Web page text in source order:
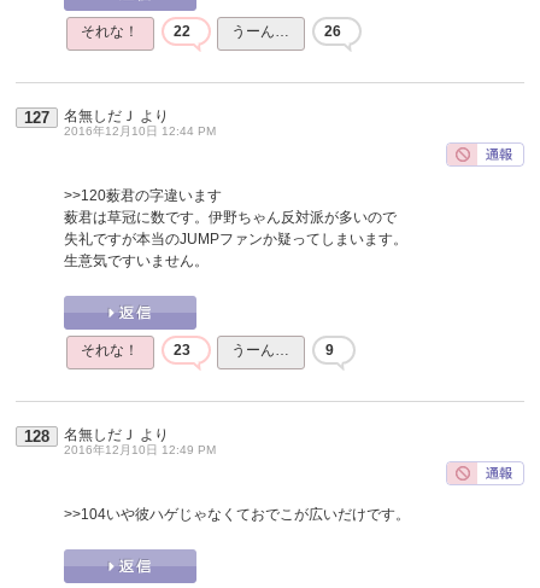
それな！ 22 うーん… 26
127 名無しだＪ より
2016年12月10日 12:44 PM
>>120薮君の字違います
薮君は草冠に数です。伊野ちゃん反対派が多いので
失礼ですが本当のJUMPファンか疑ってしまいます。
生意気ですいません。
それな！ 23 うーん… 9
128 名無しだＪ より
2016年12月10日 12:49 PM
>>104いや彼ハゲじゃなくておでこが広いだけです。